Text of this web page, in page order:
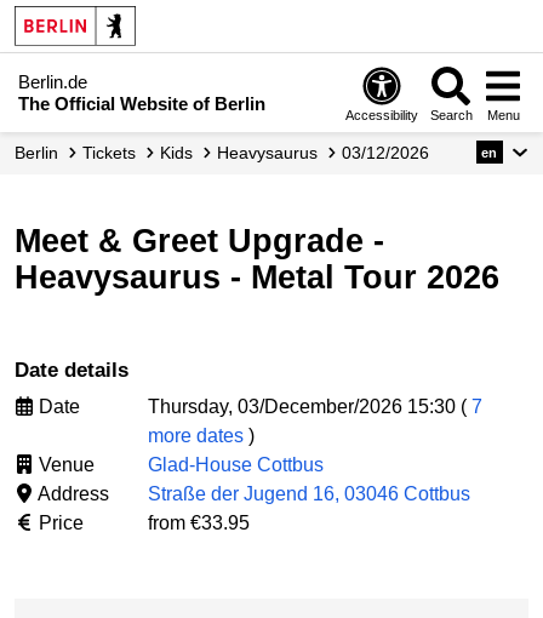
Berlin.de
The Official Website of Berlin
Accessibility Search Menu
Berlin Tickets Kids Heavysaurus 03/12/2026 en
Meet & Greet Upgrade -
Heavysaurus - Metal Tour 2026
Date details
Date Thursday, 03/December/2026 15:30 ( 7
more dates )
Venue
Glad-House Cottbus
Address
Straße der Jugend 16, 03046 Cottbus
Price
from €33.95